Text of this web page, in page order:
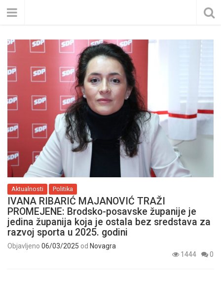
Aktualnosti Politika
IVANA RIBARIĆ MAJANOVIĆ TRAŽI
PROMEJENE: Brodsko-posavske županije je
jedina županija koja je ostala bez sredstava za
razvoj sporta u 2025. godini
Objavljeno 06/03/2025 od Novagra
1444
0